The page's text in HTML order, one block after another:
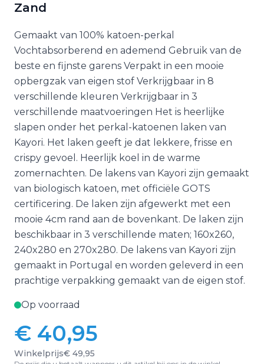
Zand
Gemaakt van 100% katoen-perkal
Vochtabsorberend en ademend Gebruik van de
beste en fijnste garens Verpakt in een mooie
opbergzak van eigen stof Verkrijgbaar in 8
verschillende kleuren Verkrijgbaar in 3
verschillende maatvoeringen Het is heerlijke
slapen onder het perkal-katoenen laken van
Kayori. Het laken geeft je dat lekkere, frisse en
crispy gevoel. Heerlijk koel in de warme
zomernachten. De lakens van Kayori zijn gemaakt
van biologisch katoen, met officiële GOTS
certificering. De laken zijn afgewerkt met een
mooie 4cm rand aan de bovenkant. De laken zijn
beschikbaar in 3 verschillende maten; 160x260,
240x280 en 270x280. De lakens van Kayori zijn
gemaakt in Portugal en worden geleverd in een
prachtige verpakking gemaakt van de eigen stof.
Op voorraad
Vanaf:
€ 40,95
Winkelprijs€ 49,95